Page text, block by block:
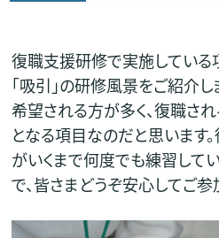
復職支援研修で実施している項
「吸引」の研修風景をご紹介し
希望される方が多く、復職さ
となる項目なのだと思います
がいくまで何度でも練習して
で、皆さまどうぞ安心してご参